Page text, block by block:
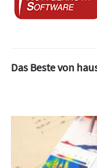
Das Beste von